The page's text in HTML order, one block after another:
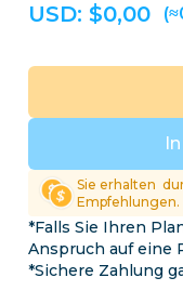
USD: $0,00
Sie erhalten
Empfehlungen.
*Falls Sie Ihren
Anspruch auf eine
*Sichere Zahlung